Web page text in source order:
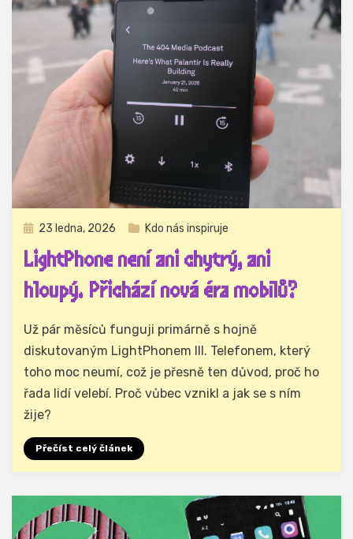
Zveřejněno
dne
23 ledna, 2026 Kdo nás inspiruje
LightPhone není ani chytrý, ani
hloupý. Přichází nová éra mobilů?
Autor Hynek Trojánek
Už pár měsíců funguji primárně s hojně
diskutovaným LightPhonem III. Telefonem, který
toho moc neumí, což je přesně ten důvod, proč ho
řada lidí velebí. Proč vůbec vznikl a jak se s ním
žije?
Přečíst celý článek